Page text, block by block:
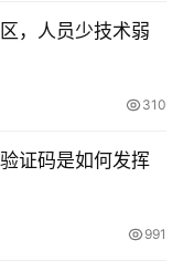
，人员少技术弱
310
证码是如何发挥
991